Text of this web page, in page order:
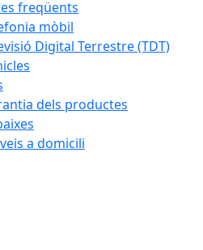
freqüents
mòbil
Digital Terrestre (TDT)
dels productes
a domicili